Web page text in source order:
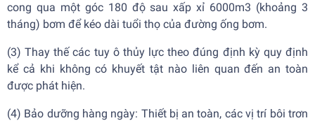
cong qua một góc 180 độ sau xấp xỉ 6000m3 (khoảng 3
tháng) bơm để kéo dài tuổi thọ của đường ống bơm.
(3) Thay thế các tuy ô thủy lực theo đúng định kỳ quy định
kể cả khi không có khuyết tật nào liên quan đến an toàn
được phát hiện.
(4) Bảo dưỡng hàng ngày: Thiết bị an toàn, các vị trí bôi trơn